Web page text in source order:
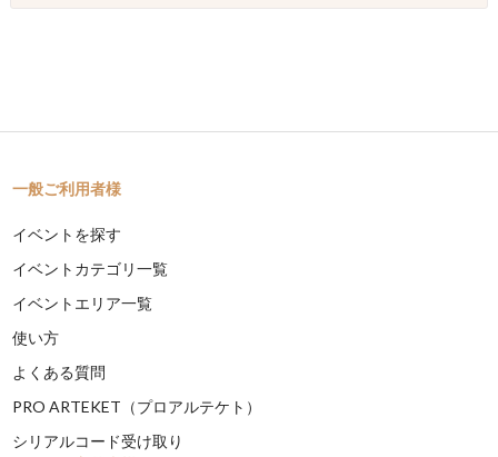
一般ご利用者様
イベントを探す
イベントカテゴリ一覧
イベントエリア一覧
使い方
よくある質問
PRO ARTEKET（プロアルテケト）
シリアルコード受け取り